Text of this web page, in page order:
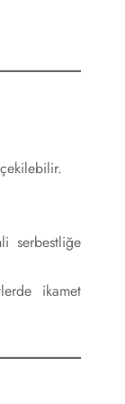
serbestliğe
ikamet